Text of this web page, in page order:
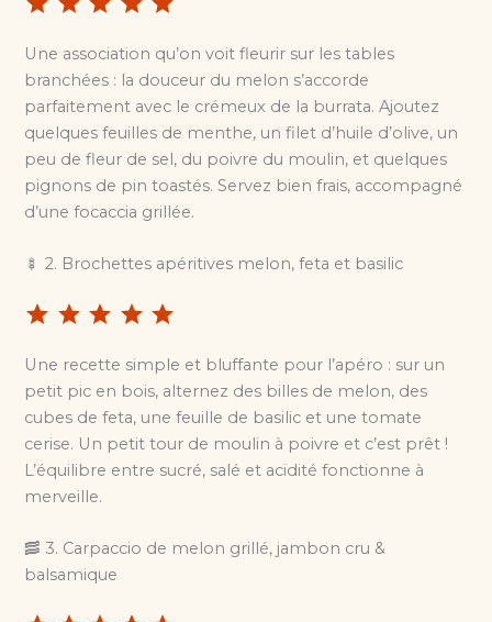
Une association qu’on voit fleurir sur les tables
branchées : la douceur du melon s’accorde
parfaitement avec le crémeux de la burrata. Ajoutez
quelques feuilles de menthe, un filet d’huile d’olive, un
peu de fleur de sel, du poivre du moulin, et quelques
pignons de pin toastés. Servez bien frais, accompagné
d’une focaccia grillée.
🍢 2. Brochettes apéritives melon, feta et basilic
⭐ ⭐
Une recette simple et bluffante pour l’apéro : sur un
petit pic en bois, alternez des billes de melon, des
cubes de feta, une feuille de basilic et une tomate
cerise. Un petit tour de moulin à poivre et c’est prêt !
L’équilibre entre sucré, salé et acidité fonctionne à
merveille.
🥓 3. Carpaccio de melon grillé, jambon cru &
balsamique
⭐ ⭐